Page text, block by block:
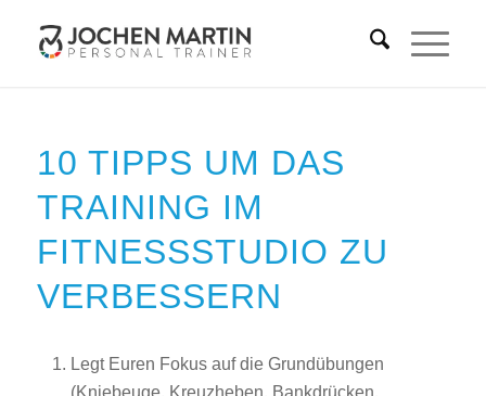
10 TIPPS UM DAS
TRAINING IM
FITNESSSTUDIO ZU
VERBESSERN
Legt Euren Fokus auf die Grundübungen
(Kniebeuge, Kreuzheben, Bankdrücken,